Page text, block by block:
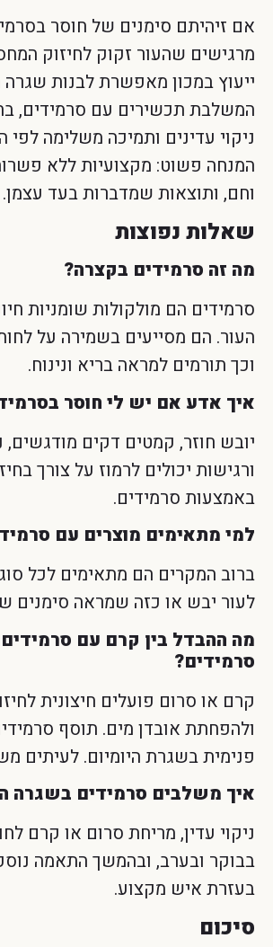
אם זיהיתם סימנים של חוסר
מרגישים שהעור זקוק לחיזוק
ייעוץ במכון מאפשרת לבנות שגרה
המשלבת תכשירים עם סרמידים,
ניקוי עדינים ותמיכה משלימה לפי
המנחה פשוט: מקצועיות ללא
וחם, ותוצאות שמדברות בעד עצמן.
שאלות נפוצות
מה זה סרמידים בקצרה?
סרמידים הם מולקולות שומניות
העור. הם מסייעים בשמירה על לחות
וכך תורמים למראה בריא ונינוח.
איך אדע אם יש לי חוסר
יובש חוזר, קמטים דקים מודגשים,
ורגישות יכולים לרמוז על צורך
באמצעות סרמידים.
למי מתאימים מוצרים עם
ברוב המקרים הם מתאימים לכל
לעור יבש או כזה שמראה סימנים
מה ההבדל בין קרם עם סרמידים
סרמידים?
קרם או סרום פועלים חיצונית
ולהפחתת אובדן מים. תוסף
פנימית בשגרת היומיום. לעיתים
איך משלבים סרמידים בשגרה
ניקוי עדין, מריחת סרום או קרם
בבוקר ובערב, ובהמשך התאמה
בעזרת איש מקצוע.
סיכום